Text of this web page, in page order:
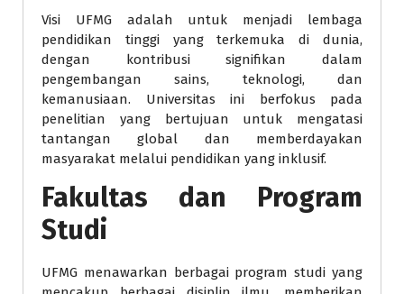
Visi UFMG adalah untuk menjadi lembaga
pendidikan tinggi yang terkemuka di dunia,
dengan kontribusi signifikan dalam
pengembangan sains, teknologi, dan
kemanusiaan. Universitas ini berfokus pada
penelitian yang bertujuan untuk mengatasi
tantangan global dan memberdayakan
masyarakat melalui pendidikan yang inklusif.
Fakultas dan Program
Studi
UFMG menawarkan berbagai program studi yang